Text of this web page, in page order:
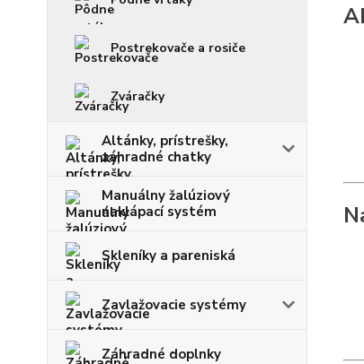
Postrekovače a rosiče
Zváračky
Altánky, prístrešky,
záhradné chatky
Manuálny žalúziový
naklápací systém
Skleníky a pareniská
Zavlažovacie systémy
Záhradné doplnky